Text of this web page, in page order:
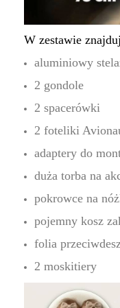
W zestawie
aluminiowy
2 gondole
2 spacerówki
2 foteliki
adaptery do
duża torba na
pokrowce na
pojemny kosz
folia
2 moskitiery